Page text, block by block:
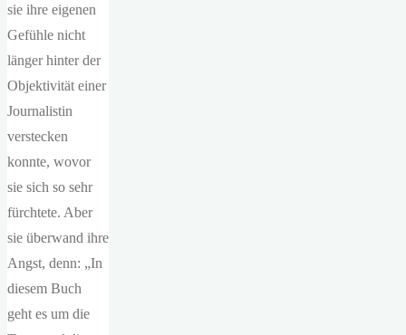
sie ihre eigenen
Gefühle nicht
länger hinter der
Objektivität einer
Journalistin
verstecken
konnte, wovor
sie sich so sehr
fürchtete. Aber
sie überwand ihre
Angst, denn: „In
diesem Buch
geht es um die